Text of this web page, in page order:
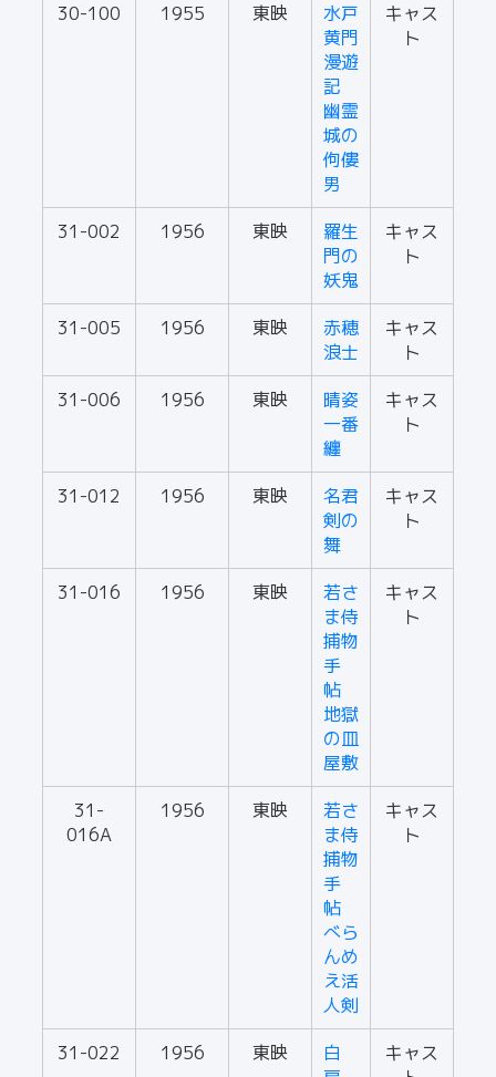
30-100 1955 東映
水戸
黄門
漫遊
記
幽霊
城の
佝僂
男
キャス
ト
31-002 1956 東映
羅生
門の
妖鬼
キャス
ト
31-005 1956 東映
赤穂
浪士
キャス
ト
31-006
1956 東映
晴姿
一番
纏
キャス
ト
31-012 1956 東映
名君
剣の
舞
キャス
ト
31-016 1956 東映
若さ
ま侍
捕物
手
帖
地獄
の皿
屋敷
キャス
ト
31-
016A
1956 東映
若さ
ま侍
捕物
手
帖
べら
んめ
え活
人剣
キャス
ト
31-022 1956 東映
白
キャス